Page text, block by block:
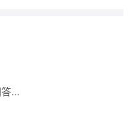
...